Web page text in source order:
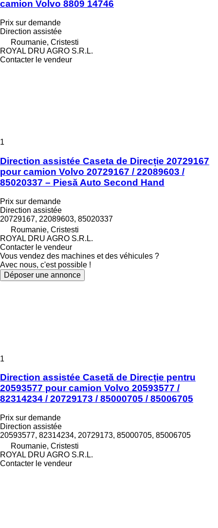
camion Volvo 8809 14746
Prix sur demande
Direction assistée
Roumanie, Cristesti
ROYAL DRU AGRO S.R.L.
Contacter le vendeur
1
Direction assistée Caseta de Direcție 20729167
pour camion Volvo 20729167 / 22089603 /
85020337 – Piesă Auto Second Hand
Prix sur demande
Direction assistée
20729167, 22089603, 85020337
Roumanie, Cristesti
ROYAL DRU AGRO S.R.L.
Contacter le vendeur
Vous vendez des machines et des véhicules ?
Avec nous, c'est possible !
Déposer une annonce
1
Direction assistée Casetă de Direcție pentru
20593577 pour camion Volvo 20593577 /
82314234 / 20729173 / 85000705 / 85006705
Prix sur demande
Direction assistée
20593577, 82314234, 20729173, 85000705, 85006705
Roumanie, Cristesti
ROYAL DRU AGRO S.R.L.
Contacter le vendeur